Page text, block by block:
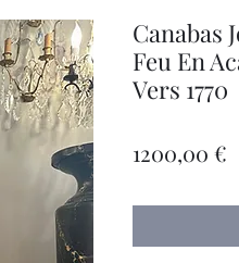
Canabas
Feu En
Vers 1770
1200,00 €